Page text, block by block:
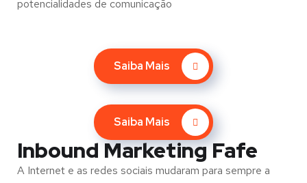
potencialidades de comunicação
Saiba Mais
Saiba Mais
Inbound Marketing Fafe
A Internet e as redes sociais mudaram para sempre a